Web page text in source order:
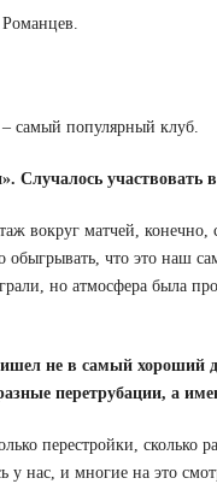
самый популярный клуб.
Случалось
вокруг матчей, конечно,
что это наш
но атмосфера была
не в самый хороший
перетрубации, а
перестройки, сколько
у нас, и многие на это